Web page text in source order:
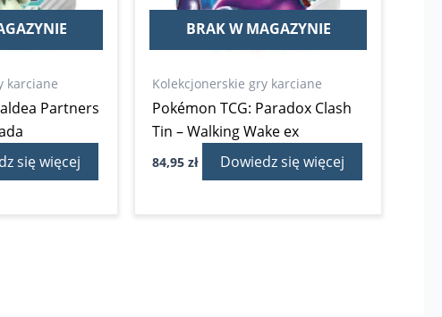
karciane
Partners
się więcej
BRAK W MAGAZYNIE
Kolekcjonerskie gry karciane
Pokémon TCG: Paradox Clash
Tin – Walking Wake ex
84,95zł Dowiedz się więcej